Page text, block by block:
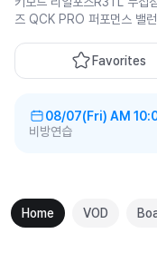
즈 QCK PRO 퍼포먼스 밸
Favorites
08/07(Fri) AM
비방연습
Home VOD